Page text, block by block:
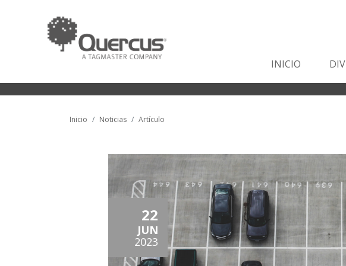
INICIO
Inicio Noticias Artículo
22
JUN
2023